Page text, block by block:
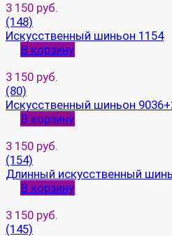
3 150 руб.
(148)
Искусственный шиньон 1154
В корзину
3 150 руб.
(80)
Искусственный шиньон
В корзину
3 150 руб.
(154)
Длинный искусственный
В корзину
3 150 руб.
(145)